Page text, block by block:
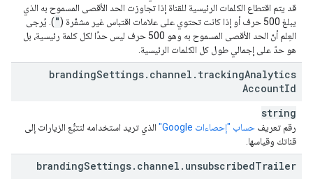
قد يتم اقتطاع الكلمات الرئيسية للقناة إذا تجاوزت الحد الأقصى المسموح به الذي
يبلغ 500 حرف أو إذا كانت تحتوي على علامات اقتباس غير مشفّرة (
"). يُرجى
العِلم أنّ الحد الأقصى المسموح به وهو 500 حرف ليس حدًا لكل كلمة رئيسية، بل
هو حدّ على إجمالي طول كل الكلمات الرئيسية.
brandingSettings. channel . trackingAnalytics
AccountId
string
رقم تعريف حساب "إحصاءات Google"
الذي تريد استخدامه لتتبُّع الزيارات إلى
قناتك وقياسها.
brandingSettings. channel . unsubscribedTrailer